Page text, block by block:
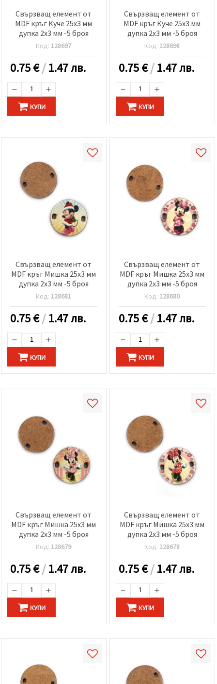
Свързващ елемент от
MDF кръг Куче 25x3 мм
дупка 2x3 мм -5 броя
Код: 128697
0.75€/1.47 лв.
КУПИ
Свързващ елемент от
MDF кръг Куче 25x3 мм
дупка 2x3 мм -5 броя
Код: 128698
0.75€/1.47 лв.
КУПИ
Свързващ елемент от
MDF кръг Мишка 25x3 мм
дупка 2x3 мм -5 броя
Код: 128681
0.75€/1.47 лв.
КУПИ
Свързващ елемент от
MDF кръг Мишка 25x3 мм
дупка 2x3 мм -5 броя
Код: 128680
0.75€/1.47 лв.
КУПИ
Свързващ елемент от
MDF кръг Мишка 25x3 мм
дупка 2x3 мм -5 броя
Код: 128679
0.75€/1.47 лв.
КУПИ
Свързващ елемент от
MDF кръг Мишка 25x3 мм
дупка 2x3 мм -5 броя
Код: 128678
0.75€/1.47 лв.
КУПИ